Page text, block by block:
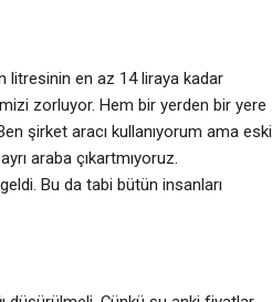
litresinin en az 14 liraya kadar
zorluyor. Hem bir yerden bir yere
şirket aracı kullanıyorum ama eski
araba çıkartmıyoruz.
Bu da tabi bütün insanları